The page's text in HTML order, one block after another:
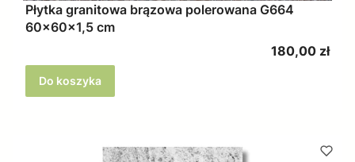
Płytka granitowa brązowa polerowana G664
60x60x1,5 cm
Cena
180,00 zł
Do koszyka